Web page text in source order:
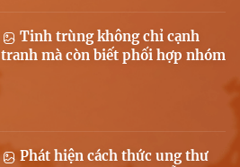
Tinh trùng không chỉ cạnh
tranh mà còn biết phối hợp nhóm
Phát hiện cách thức ung thư